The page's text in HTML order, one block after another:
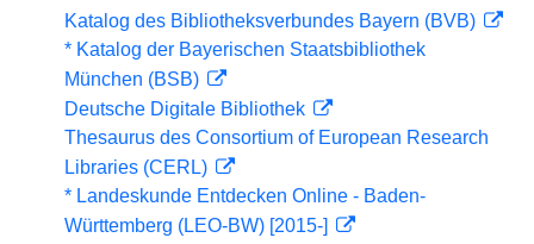
Katalog des Bibliotheksverbundes Bayern (BVB)
* Katalog der Bayerischen Staatsbibliothek
München (BSB)
Deutsche Digitale Bibliothek
Thesaurus des Consortium of European Research
Libraries (CERL)
* Landeskunde Entdecken Online - Baden-
Württemberg (LEO-BW) [2015-]